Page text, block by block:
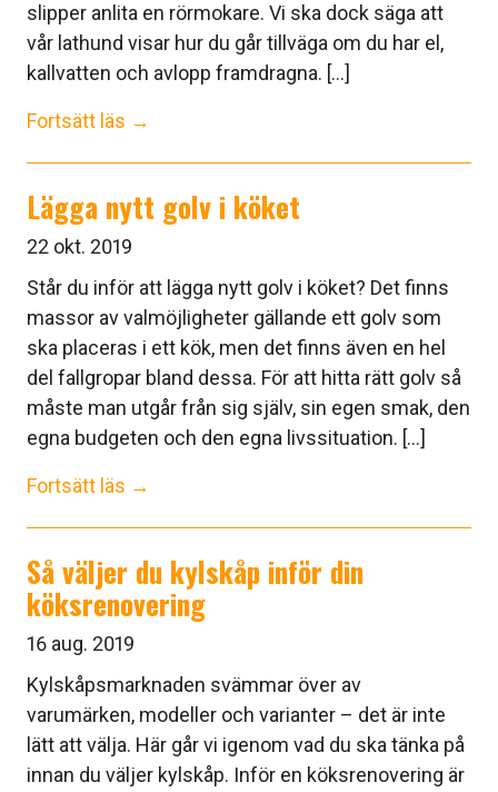
slipper anlita en rörmokare. Vi ska dock säga att
vår lathund visar hur du går tillväga om du har el,
kallvatten och avlopp framdragna. [...]
Fortsätt läs →
Lägga nytt golv i köket
22 okt. 2019
Står du inför att lägga nytt golv i köket? Det finns
massor av valmöjligheter gällande ett golv som
ska placeras i ett kök, men det finns även en hel
del fallgropar bland dessa. För att hitta rätt golv så
måste man utgår från sig själv, sin egen smak, den
egna budgeten och den egna livssituation. [...]
Fortsätt läs →
Så väljer du kylskåp inför din
köksrenovering
16 aug. 2019
Kylskåpsmarknaden svämmar över av
varumärken, modeller och varianter – det är inte
lätt att välja. Här går vi igenom vad du ska tänka på
innan du väljer kylskåp. Inför en köksrenovering är